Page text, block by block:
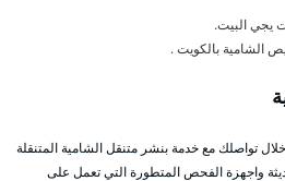
يجي البيت.
بالكويت .
تواصلك مع خدمة بنشر متنقل الشامية المتنقلة
واجهزة الفحص المتطورة التي تعمل على